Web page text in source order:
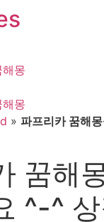
몽
몽
» 파프리카 꿈해
꿈해
^-^